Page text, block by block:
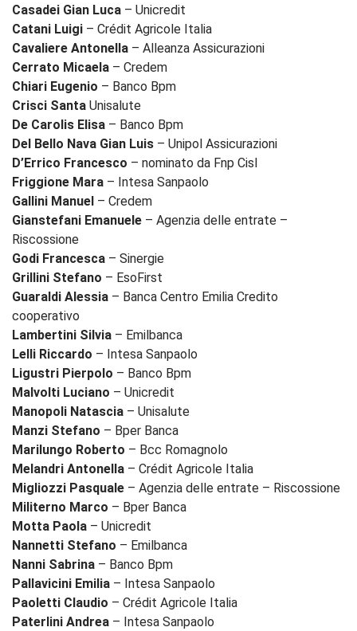
Casadei Gian Luca – Unicredit
Catani Luigi – Crédit Agricole Italia
Cavaliere Antonella – Alleanza Assicurazioni
Cerrato Micaela – Credem
Chiari Eugenio – Banco Bpm
Crisci Santa Unisalute
De Carolis Elisa – Banco Bpm
Del Bello Nava Gian Luis – Unipol Assicurazioni
D’Errico Francesco – nominato da Fnp Cisl
Friggione Mara – Intesa Sanpaolo
Gallini Manuel – Credem
Gianstefani Emanuele – Agenzia delle entrate –
Riscossione
Godi Francesca – Sinergie
Grillini Stefano – EsoFirst
Guaraldi Alessia – Banca Centro Emilia Credito
cooperativo
Lambertini Silvia – Emilbanca
Lelli Riccardo – Intesa Sanpaolo
Ligustri Pierpolo – Banco Bpm
Malvolti Luciano – Unicredit
Manopoli Natascia – Unisalute
Manzi Stefano – Bper Banca
Marilungo Roberto – Bcc Romagnolo
Melandri Antonella – Crédit Agricole Italia
Migliozzi Pasquale – Agenzia delle entrate – Riscossione
Militerno Marco – Bper Banca
Motta Paola – Unicredit
Nannetti Stefano – Emilbanca
Nanni Sabrina – Banco Bpm
Pallavicini Emilia – Intesa Sanpaolo
Paoletti Claudio – Crédit Agricole Italia
Paterlini Andrea – Intesa Sanpaolo